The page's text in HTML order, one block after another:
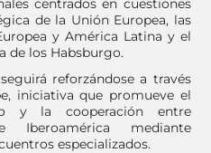
de la Unión Europea, las
y América Latina y el
de los Habsburgo.
reforzándose a través
iniciativa que promueve el
y la cooperación entre
Iberoamérica mediante
especializados.